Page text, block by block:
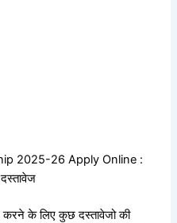
2025-26 Apply Online :
दस्तावेज
के लिए कुछ दस्तावेजो की